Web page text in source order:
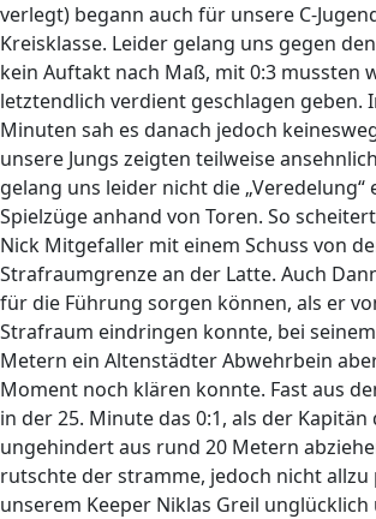
verlegt) begann auch für unsere C-
Kreisklasse. Leider gelang uns gegen
kein Auftakt nach Maß, mit 0:3 mussten
letztendlich verdient geschlagen geben.
Minuten sah es danach jedoch
unsere Jungs zeigten teilweise
gelang uns leider nicht die
Spielzüge anhand von Toren. So
Nick Mitgefaller mit einem Schuss von
Strafraumgrenze an der Latte. Auch
für die Führung sorgen können, als er
Strafraum eindringen konnte, bei
Metern ein Altenstädter Abwehrbein
Moment noch klären konnte. Fast aus
in der 25. Minute das 0:1, als der Kapitän
ungehindert aus rund 20 Metern
rutschte der stramme, jedoch nicht allzu
unserem Keeper Niklas Greil